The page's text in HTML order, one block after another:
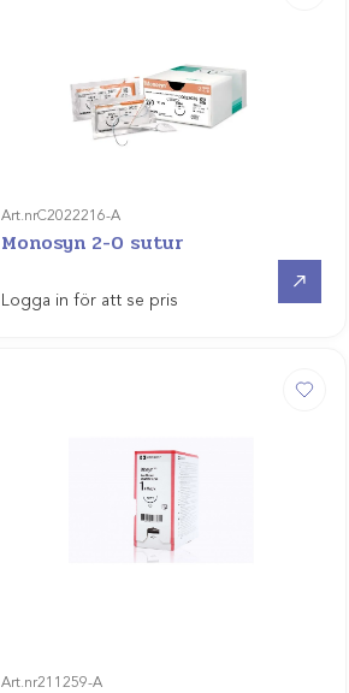
Art.nrC2022216-A
Monosyn 2-0 sutur
Logga in för att se pris
Art.nr211259-A